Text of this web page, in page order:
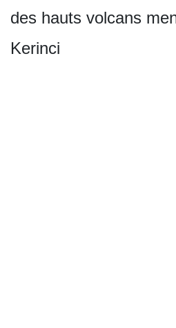
des hauts volcans
Kerinci